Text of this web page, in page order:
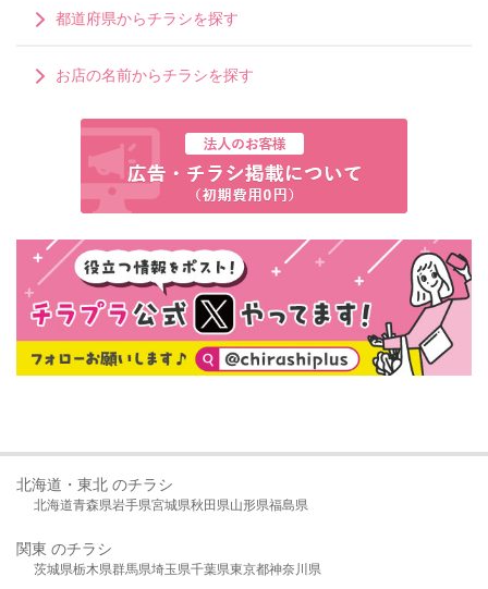
都道府県からチラシを探す
お店の名前からチラシを探す
北海道・東北 のチラシ
北海道青森県岩手県宮城県秋田県山形県福島県
関東 のチラシ
茨城県栃木県群馬県埼玉県千葉県東京都神奈川県